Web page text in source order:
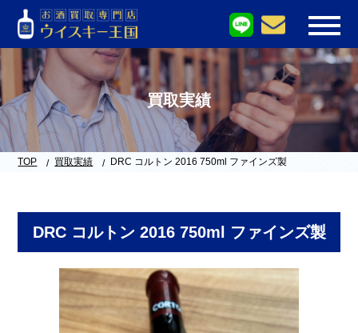
買取実績
TOP 買取実績 DRC コルトン 2016 750ml ファインズ製
DRC コルトン 2016 750ml ファインズ製